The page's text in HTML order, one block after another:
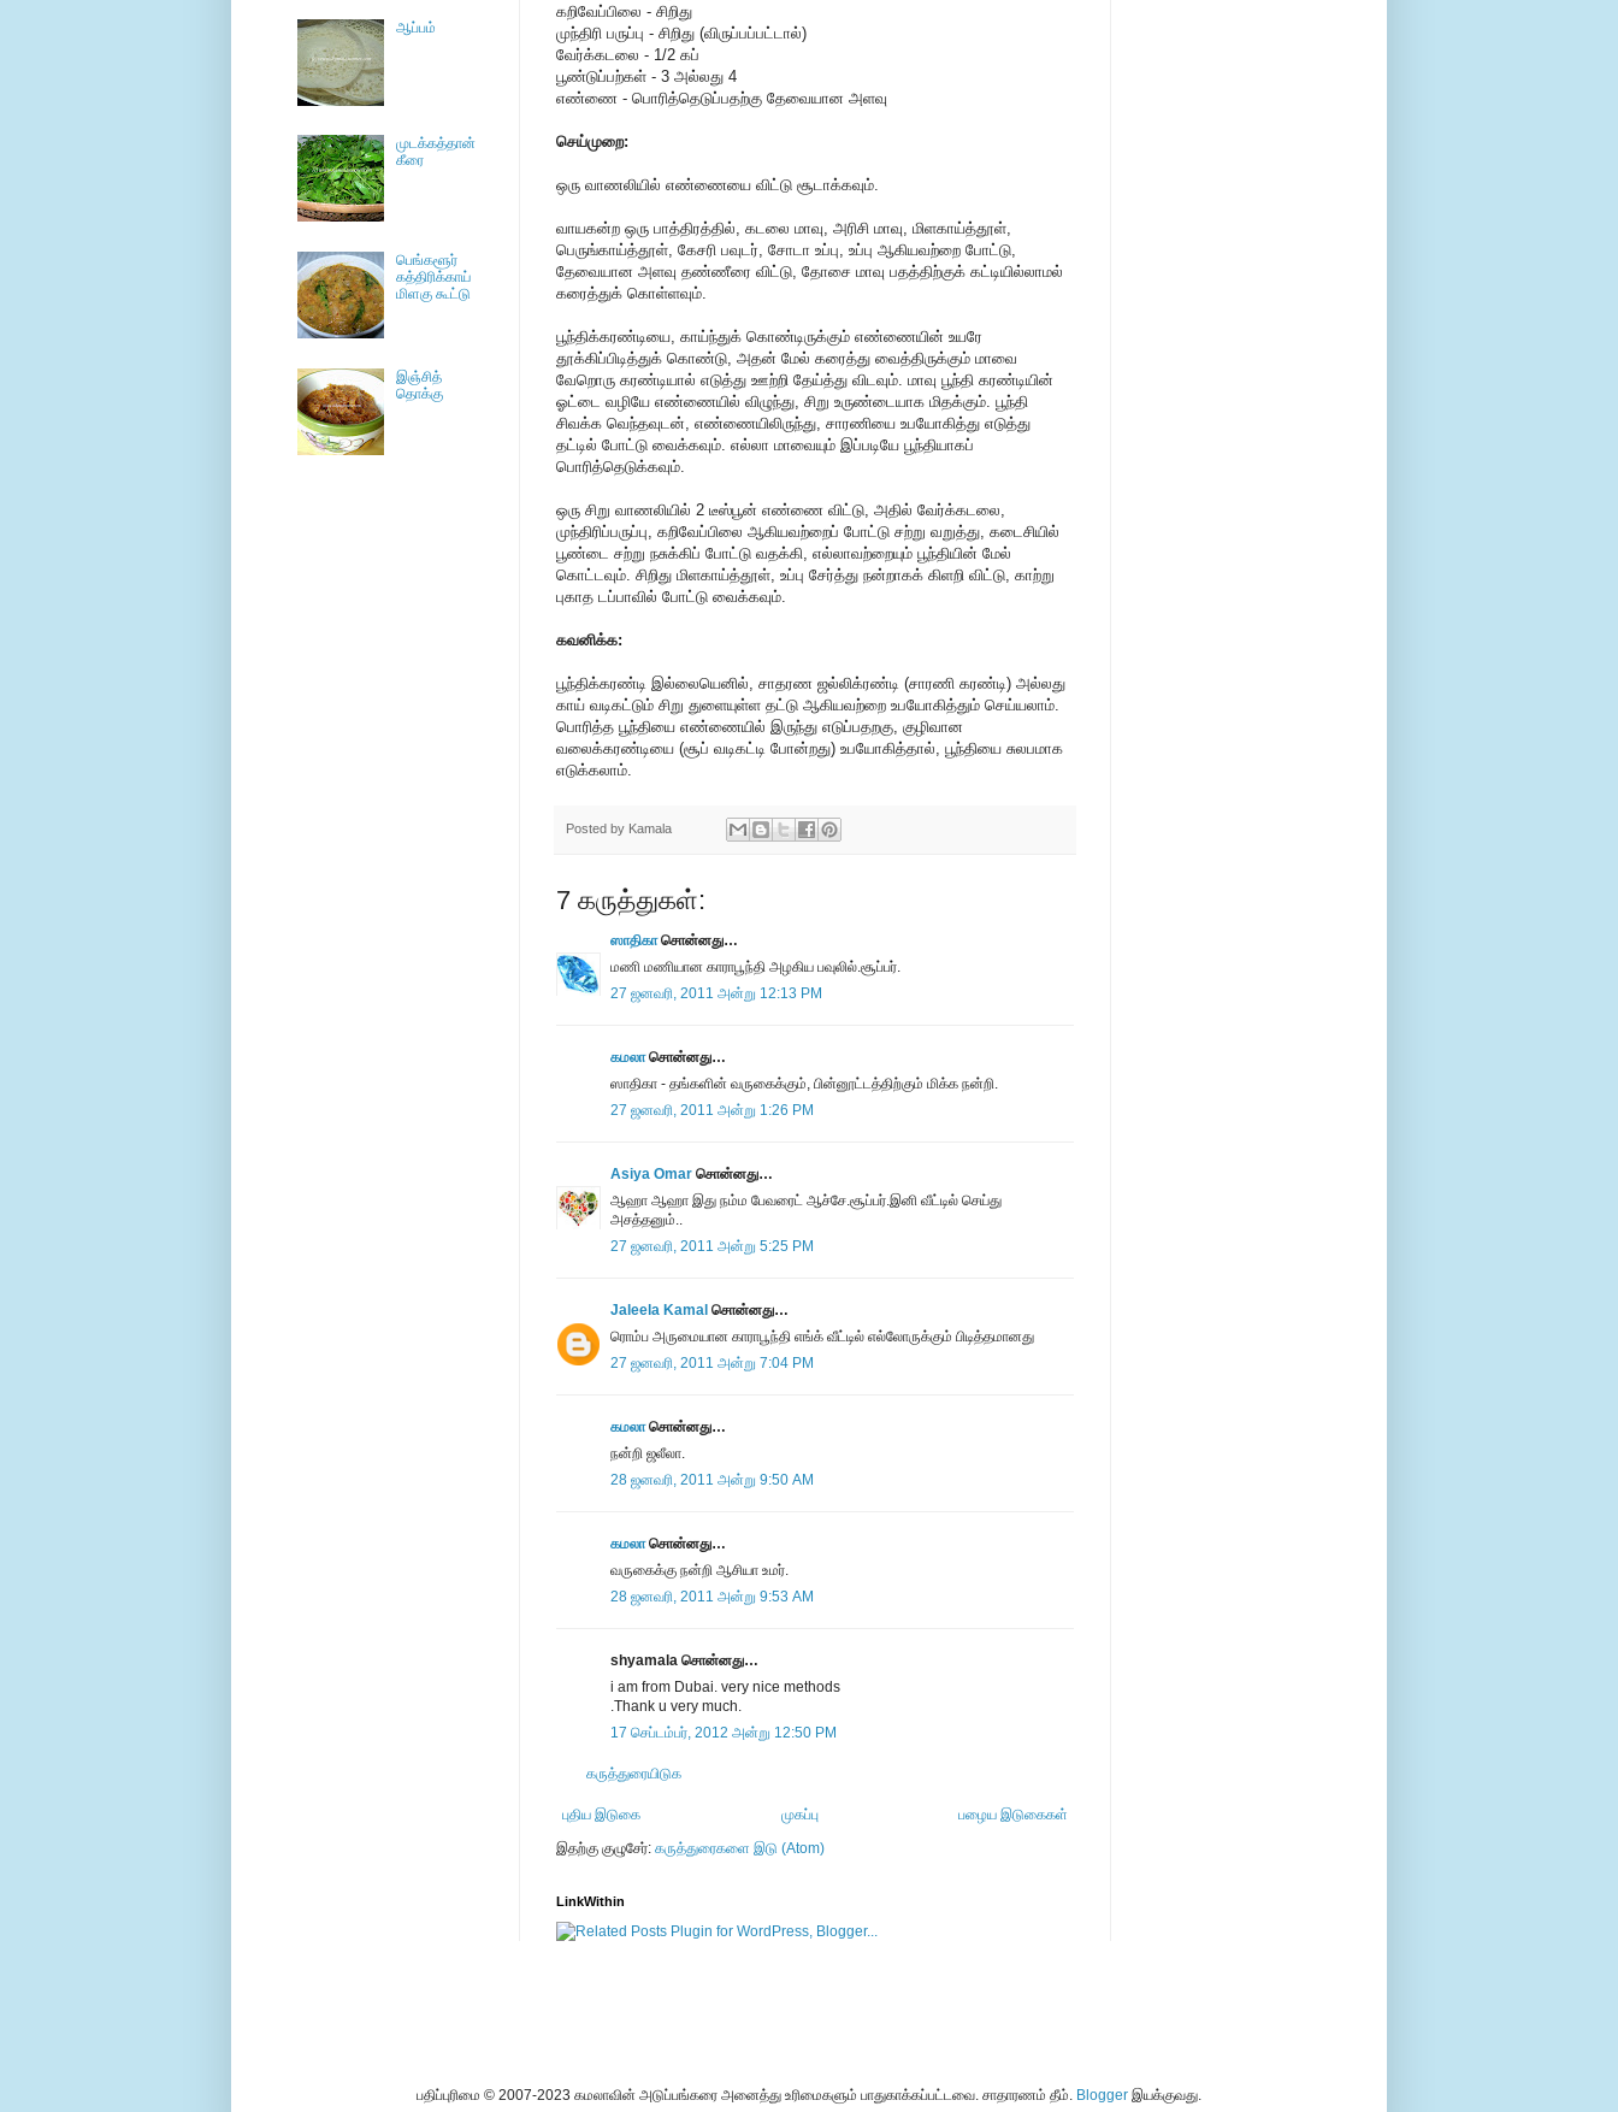
கறிவேப்பிலை - சிறிது
முந்திரி பருப்பு - சிறிது (விருப்பப்பட்டால்)
வேர்க்கடலை - 1/2 கப்
பூண்டுப்பற்கள் - 3 அல்லது 4
எண்ணை - பொரித்தெடுப்பதற்கு தேவையான அளவு
செய்முறை:
ஒரு வாணலியில் எண்ணையை விட்டு சூடாக்கவும்.
வாயகன்ற ஒரு பாத்திரத்தில், கடலை மாவு, அரிசி மாவு, மிளகாய்த்தூள்,
பெருங்காய்த்தூள், கேசரி பவுடர், சோடா உப்பு, உப்பு ஆகியவற்றை போட்டு,
தேவையான அளவு தண்ணீரை விட்டு, தோசை மாவு பதத்திற்குக் கட்டியில்லாமல்
கரைத்துக் கொள்ளவும்.
பூந்திக்கரண்டியை, காய்ந்துக் கொண்டிருக்கும் எண்ணையின் உயரே
தூக்கிப்பிடித்துக் கொண்டு, அதன் மேல் கரைத்து வைத்திருக்கும் மாவை
வேறொரு கரண்டியால் எடுத்து ஊற்றி தேய்த்து விடவும். மாவு பூந்தி கரண்டியின்
ஓட்டை வழியே எண்ணையில் விழுந்து, சிறு உருண்டையாக மிதக்கும். பூந்தி
சிவக்க வெந்தவுடன், எண்ணையிலிருந்து, சாரணியை உபயோகித்து எடுத்து
தட்டில் போட்டு வைக்கவும். எல்லா மாவையும் இப்படியே பூந்தியாகப்
பொரித்தெடுக்கவும்.
ஒரு சிறு வாணலியில் 2 டீஸ்பூன் எண்ணை விட்டு, அதில் வேர்க்கடலை,
முந்திரிப்பருப்பு, கறிவேப்பிலை ஆகியவற்றைப் போட்டு சற்று வறுத்து, கடைசியில்
பூண்டை சற்று நசுக்கிப் போட்டு வதக்கி, எல்லாவற்றையும் பூந்தியின் மேல்
கொட்டவும். சிறிது மிளகாய்த்தூள், உப்பு சேர்த்து நன்றாகக் கிளறி விட்டு, காற்று
புகாத டப்பாவில் போட்டு வைக்கவும்.
கவனிக்க:
பூந்திக்கரண்டி இல்லையெனில், சாதரண ஜல்லிக்ரண்டி (சாரணி கரண்டி) அல்லது
காய் வடிகட்டும் சிறு துளையுள்ள தட்டு ஆகியவற்றை உபயோகித்தும் செய்யலாம்.
பொரித்த பூந்தியை எண்ணையில் இருந்து எடுப்பதறகு, குழிவான
வலைக்கரண்டியை (சூப் வடிகட்டி போன்றது) உபயோகித்தால், பூந்தியை சுலபமாக
எடுக்கலாம்.
Posted by Kamala
7 கருத்துகள்:
ஸாதிகாசொன்னது…
மணி மணியான காராபூந்தி அழகிய பவுலில்.சூப்பர்.
27 ஜனவரி, 2011 அன்று 12:13 PM
கமலாசொன்னது…
ஸாதிகா - தங்களின் வருகைக்கும், பின்னூட்டத்திற்கும் மிக்க நன்றி.
27 ஜனவரி, 2011 அன்று 1:26 PM
Asiya Omar சொன்னது…
ஆஹா ஆஹா இது நம்ம பேவரைட் ஆச்சே.சூப்பர்.இனி வீட்டில் செய்து
அசத்தனும்..
27 ஜனவரி, 2011 அன்று 5:25 PM
Jaleela Kamal சொன்னது…
ரொம்ப அருமையான காராபூந்தி எங்க் வீட்டில் எல்லோருக்கும் பிடித்தமானது
27 ஜனவரி, 2011 அன்று 7:04 PM
கமலாசொன்னது…
நன்றி ஜலீலா.
28 ஜனவரி, 2011 அன்று 9:50 AM
கமலாசொன்னது…
வருகைக்கு நன்றி ஆசியா உமர்.
28 ஜனவரி, 2011 அன்று 9:53 AM
shyamala சொன்னது…
i am from Dubai. very nice methods
.Thank u very much.
17 செப்டம்பர், 2012 அன்று 12:50 PM
கருத்துரையிடுக
புதிய இடுகை பழைய இடுகைகள்
முகப்பு
இதற்கு குழுசேர்: கருத்துரைகளை இடு (Atom)
LinkWithin
ஆப்பம்
முடக்கத்தான்
கீரை
பெங்களூர்
கத்திரிக்காய்
மிளகு கூட்டு
இஞ்சித்
தொக்கு
பதிப்புரிமை © 2007-2023 கமலாவின் அடுப்பங்கரை அனைத்து உரிமைகளும் பாதுகாக்கப்பட்டவை. சாதாரணம் தீம். Blogger இயக்குவது.